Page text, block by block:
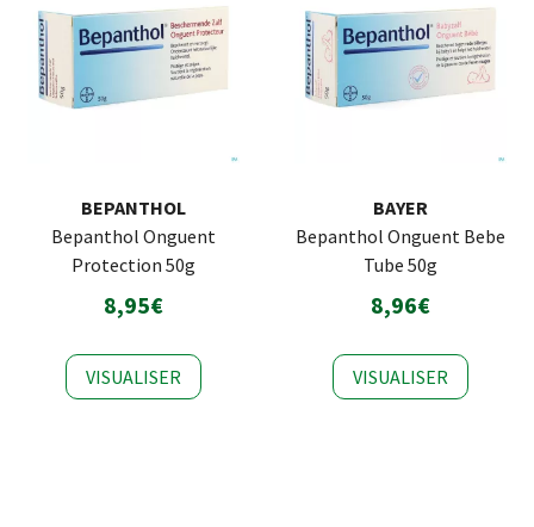
BEPANTHOL
Bepanthol Onguent
Protection 50g
8,95€
VISUALISER
BAYER
Bepanthol Onguent Bebe
Tube 50g
8,96€
VISUALISER